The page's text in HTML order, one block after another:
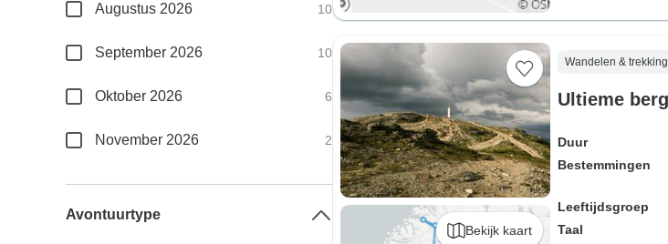
Bekijk kaart
Wandelen & trekking
Ultieme
Duur
Bestemmingen
Leeftijdsgroep
Taal
Augustus 2026 10
September 2026 10
Oktober 2026 6
November 2026 2
Avontuurtype